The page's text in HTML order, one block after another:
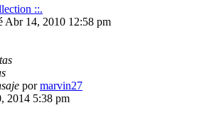
::.
Abr 14, 2010 12:58 pm
pormarvin27
2014 5:38 pm